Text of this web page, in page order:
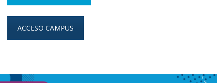
ACCESO CAMPUS